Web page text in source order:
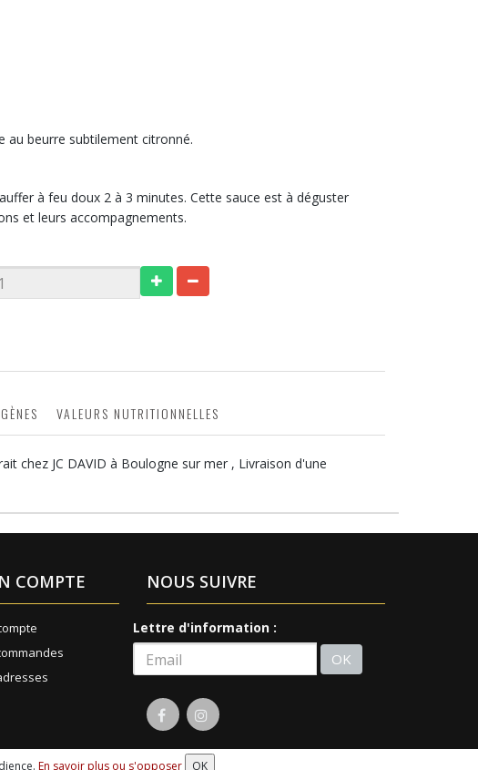
au beurre subtilement citronné.
à feu doux 2 à 3 minutes. Cette sauce est à déguster
et leurs accompagnements.
VALEURS NUTRITIONNELLES
chez JC DAVID à Boulogne sur mer , Livraison d'une
COMPTE NOUS SUIVRE
Lettre d'information :
OK
En savoir plus ou s'opposer OK